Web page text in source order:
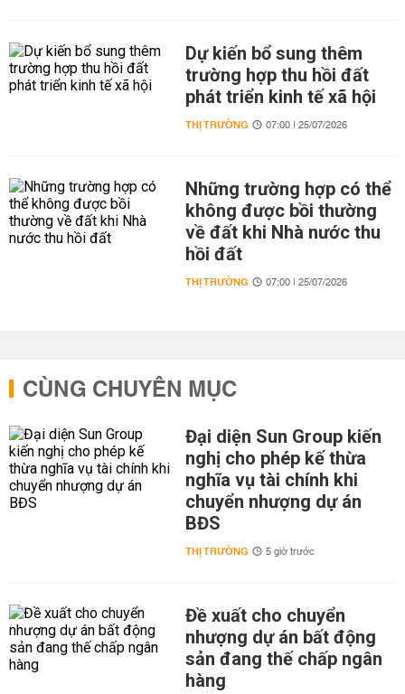
Dự kiến bổ sung thêm
trường hợp thu hồi đất
phát triển kinh tế xã hội
THỊ TRƯỜNG 07:00 | 25/07/2026
Những trường hợp có thể
không được bồi thường
về đất khi Nhà nước thu
hồi đất
THỊ TRƯỜNG 07:00 | 25/07/2026
CÙNG CHUYÊN MỤC
Đại diện Sun Group kiến
nghị cho phép kế thừa
nghĩa vụ tài chính khi
chuyển nhượng dự án
BĐS
THỊ TRƯỜNG 5 giờ trước
Đề xuất cho chuyển
nhượng dự án bất động
sản đang thế chấp ngân
hàng